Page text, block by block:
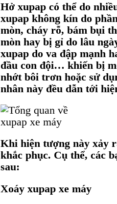
Hở xupap có thể do
xupap không kín do
mòn, cháy rỗ, bám bụi
mòn hay bị gỉ do lâu
xupap do va đập mạnh
đầu con đội… khiến bị
nhớt bôi trơn hoặc sử
nhân này đều dẫn tới
Khi hiện tượng này xảy
khắc phục. Cụ thể, các
sau:
Xoáy xupap xe máy